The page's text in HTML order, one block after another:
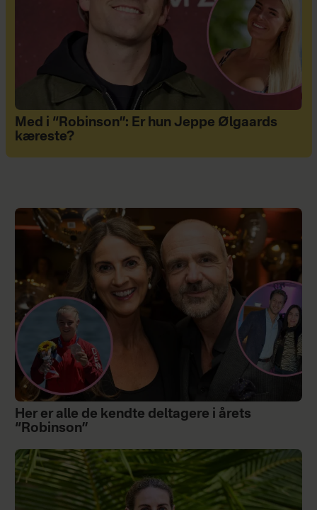
Med i “Robinson”: Er hun Jeppe Ølgaards
kæreste?
Her er alle de kendte deltagere i årets
“Robinson”